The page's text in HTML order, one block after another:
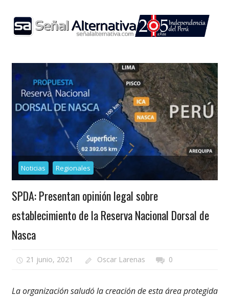
content
Noticias Regionales
SPDA: Presentan opinión legal sobre
establecimiento de la Reserva Nacional Dorsal de
Nasca
21 junio, 2021 Oscar Larenas 0
La organización saludó la creación de esta área protegida